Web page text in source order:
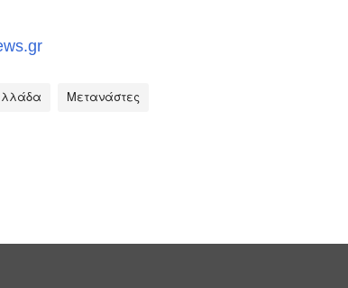
Μετανάστες